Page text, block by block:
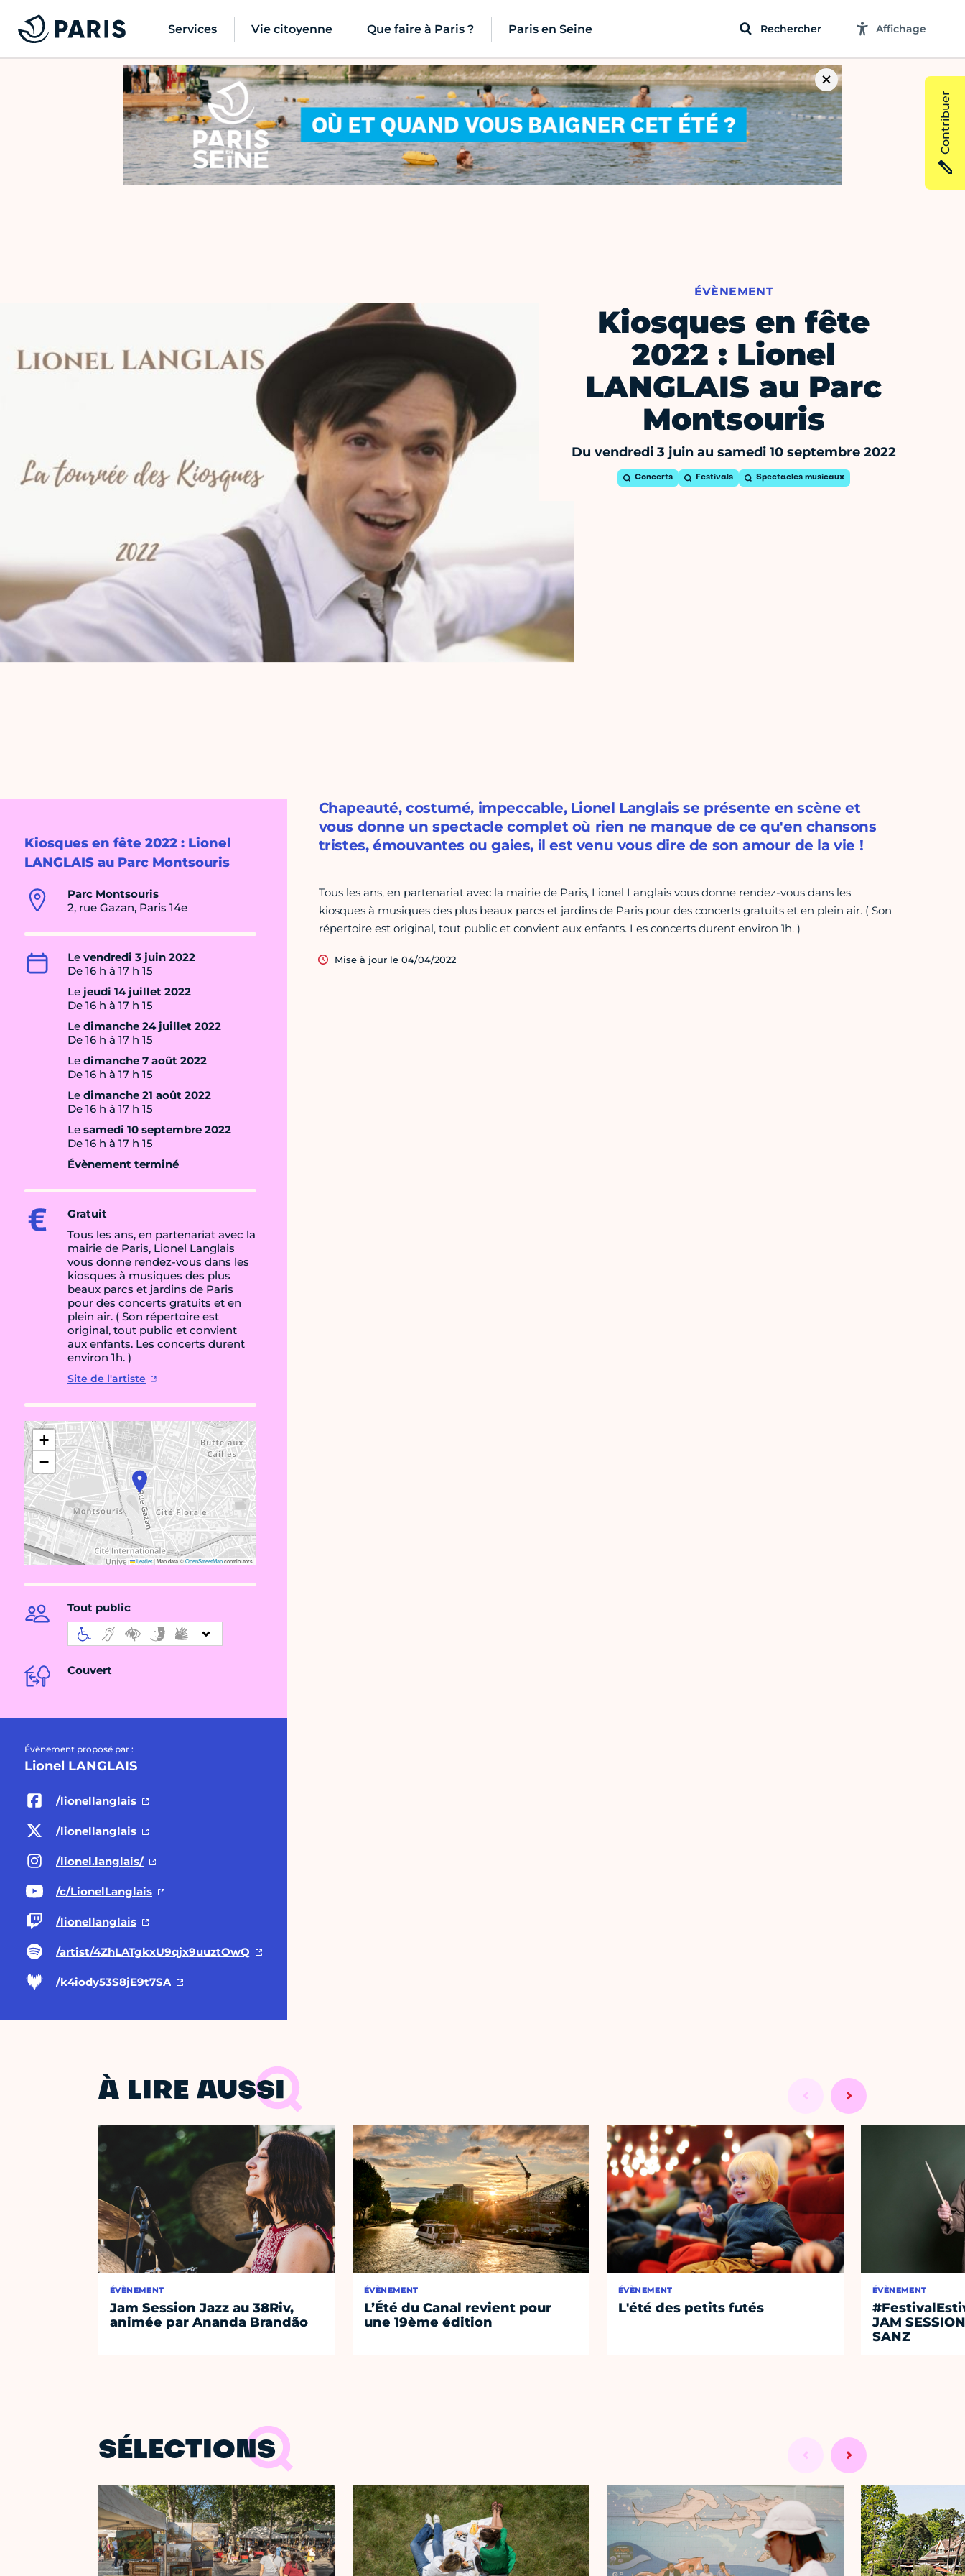
Services Vie citoyenne Que faire à Paris ? Paris en Seine Rechercher Affichage
ÉVÈNEMENT
Kiosques en fête
2022 : Lionel
LANGLAIS au Parc
Montsouris
Du vendredi 3 juin au samedi 10 septembre 2022
Concerts Festivals Spectacles musicaux
Kiosques en fête 2022 : Lionel
LANGLAIS au Parc Montsouris
Parc Montsouris
2, rue Gazan, Paris 14e
Le vendredi 3 juin 2022
De 16 h à 17 h 15
Le jeudi 14 juillet 2022
De 16 h à 17 h 15
Le dimanche 24 juillet 2022
De 16 h à 17 h 15
Le dimanche 7 août 2022
De 16 h à 17 h 15
Le dimanche 21 août 2022
De 16 h à 17 h 15
Le samedi 10 septembre 2022
De 16 h à 17 h 15
Évènement terminé
Gratuit
Tous les ans, en partenariat avec la
mairie de Paris, Lionel Langlais
vous donne rendez-vous dans les
kiosques à musiques des plus
beaux parcs et jardins de Paris
pour des concerts gratuits et en
plein air. ( Son répertoire est
original, tout public et convient
aux enfants. Les concerts durent
environ 1h. )
Site de l'artiste
+
−
Leaflet|Map data ©OpenStreetMapcontributors
Tout public
Couvert
Évènement proposé par :
Lionel LANGLAIS
/lionellanglais
/lionellanglais
/lionel.langlais/
/c/LionelLanglais
/lionellanglais
/artist/4ZhLATgkxU9qjx9uuztOwQ
/k4iody53S8jE9t7SA
Chapeauté, costumé, impeccable, Lionel Langlais se présente en scène et
vous donne un spectacle complet où rien ne manque de ce qu'en chansons
tristes, émouvantes ou gaies, il est venu vous dire de son amour de la vie !
Tous les ans, en partenariat avec la mairie de Paris, Lionel Langlais vous donne rendez-vous dans les
kiosques à musiques des plus beaux parcs et jardins de Paris pour des concerts gratuits et en plein air. ( Son
répertoire est original, tout public et convient aux enfants. Les concerts durent environ 1h. )
Mise à jour le 04/04/2022
À LIRE AUSSI
ÉVÈNEMENT
Jam Session Jazz au 38Riv,
animée par Ananda Brandão
ÉVÈNEMENT
L’Été du Canal revient pour
une 19ème édition
ÉVÈNEMENT
L'été des petits futés
ÉVÈNEMENT
JAM
SANZ
SÉLECTIONS
Contribuer